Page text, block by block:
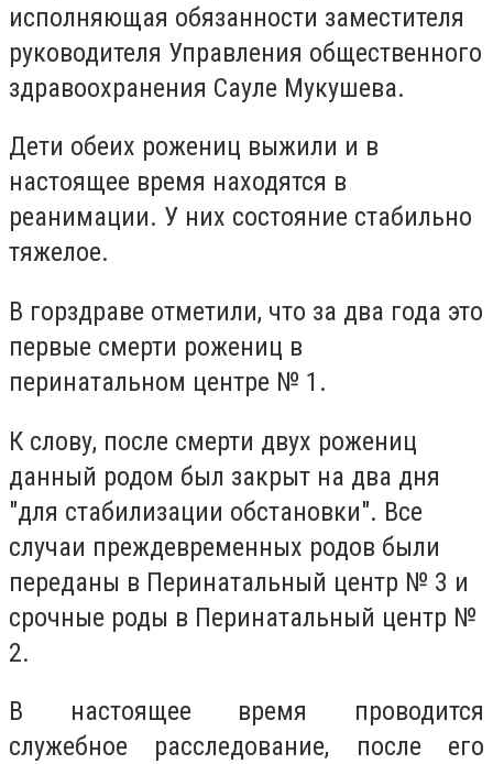
исполняющая обязанности заместителя
руководителя Управления общественного
здравоохранения Сауле Мукушева.
Дети обеих рожениц выжили и в
настоящее время находятся в
реанимации. У них состояние стабильно
тяжелое.
В горздраве отметили, что за два года это
первые смерти рожениц в
перинатальном центре № 1.
К слову, после смерти двух рожениц
данный родом был закрыт на два дня
"для стабилизации обстановки". Все
случаи преждевременных родов были
переданы в Перинатальный центр № 3 и
срочные роды в Перинатальный центр №
2.
В настоящее время проводится
служебное расследование, после его